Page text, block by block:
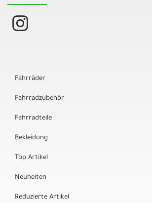
Fahrräder
Fahrradzubehör
Fahrradteile
Bekleidung
Top Artikel
Neuheiten
Reduzierte Artikel